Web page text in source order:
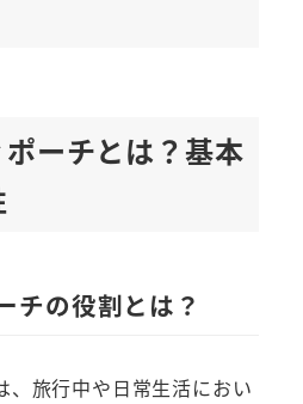
ーチとは？基本
チの役割とは？
、旅行中や日常生活におい